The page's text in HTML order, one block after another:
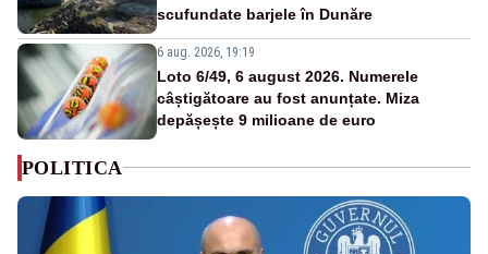
scufundate barjele în Dunăre
6 aug. 2026, 19:19
Loto 6/49, 6 august 2026. Numerele
câștigătoare au fost anunțate. Miza
depășește 9 milioane de euro
POLITICA